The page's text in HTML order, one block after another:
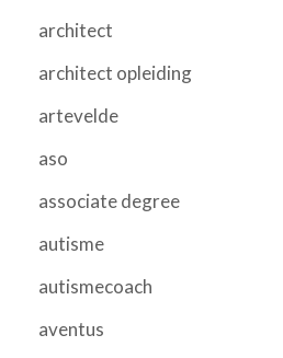
architect
architect opleiding
artevelde
aso
associate degree
autisme
autismecoach
aventus